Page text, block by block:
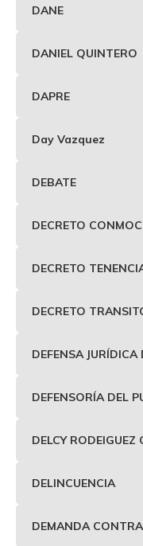
DANE
DANIEL QUINTERO
DAPRE
Day Vazquez
DEBATE
DECRETO
DECRETO
DECRETO
DEFENSA JURÍDICA
DEFENSORÍA DEL
DELCY
DELINCUENCIA
DEMANDA